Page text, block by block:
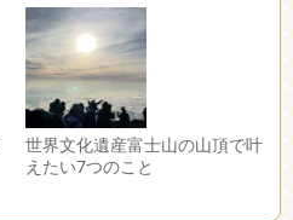
世界文化遺産富士山の山頂で叶
えたい7つのこと